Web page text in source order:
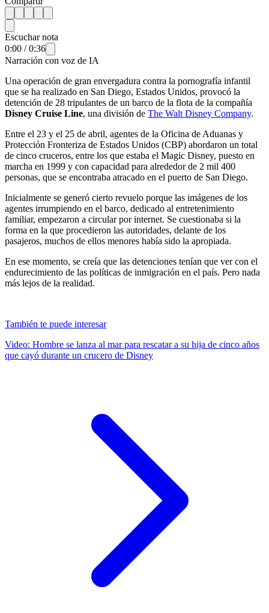
Escuchar nota
0:00 /0:36
Narración con voz de IA
Una operación de gran envergadura contra la pornografía infantil
que se ha realizado en San Diego, Estados Unidos, provocó la
detención de 28 tripulantes de un barco de la flota de la compañía
Disney Cruise Line, una división de The Walt Disney Company.
Entre el 23 y el 25 de abril, agentes de la Oficina de Aduanas y
Protección Fronteriza de Estados Unidos (CBP) abordaron un total
de cinco cruceros, entre los que estaba el Magic Disney, puesto en
marcha en 1999 y con capacidad para alrededor de 2 mil 400
personas, que se encontraba atracado en el puerto de San Diego.
Inicialmente se generó cierto revuelo porque las imágenes de los
agentes irrumpiendo en el barco, dedicado al entretenimiento
familiar, empezaron a circular por internet. Se cuestionaba si la
forma en la que procedieron las autoridades, delante de los
pasajeros, muchos de ellos menores había sido la apropiada.
En ese momento, se creía que las detenciones tenían que ver con el
endurecimiento de las políticas de inmigración en el país. Pero nada
más lejos de la realidad.
También te puede interesar
Video: Hombre se lanza al mar para rescatar a su hija de cinco años
que cayó durante un crucero de Disney